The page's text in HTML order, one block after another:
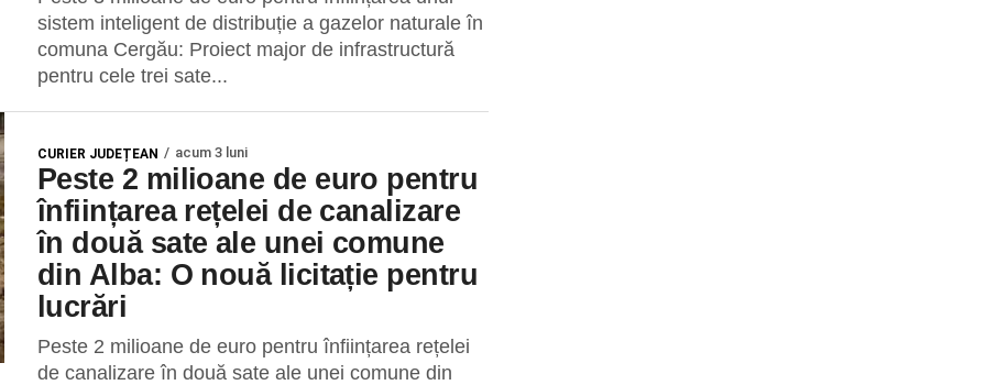
sistem inteligent de distribuție a gazelor naturale în
comuna Cergău: Proiect major de infrastructură
pentru cele trei sate...
CURIER JUDEȚEAN acum 3 luni
Peste 2 milioane de euro pentru
înființarea rețelei de canalizare
în două sate ale unei comune
din Alba: O nouă licitație pentru
lucrări
Peste 2 milioane de euro pentru înființarea rețelei
de canalizare în două sate ale unei comune din